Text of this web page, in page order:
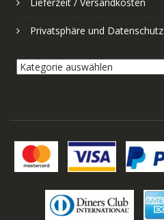
Lieferzeit / Versandkosten
Privatsphäre und Datenschutz
Kategorie